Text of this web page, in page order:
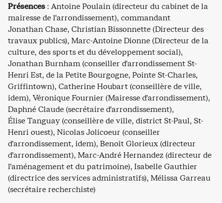
Présences : Antoine Poulain (directeur du cabinet de la
mairesse de l’arrondissement), commandant
Jonathan Chase, Christian Bissonnette (Directeur des
travaux publics), Marc-Antoine Dionne (Directeur de la
culture, des sports et du développement social),
Jonathan Burnham (conseiller d’arrondissement St-
Henri Est, de la Petite Bourgogne, Pointe St-Charles,
Griffintown), Catherine Houbart (conseillère de ville,
idem), Véronique Fournier (Mairesse d’arrondissement),
Daphné Claude (secrétaire d’arrondissement),
Élise Tanguay (conseillère de ville, district St-Paul, St-
Henri ouest), Nicolas Jolicoeur (conseiller
d’arrondissement, idem), Benoit Glorieux (directeur
d’arrondissement), Marc-André Hernandez (directeur de
l’aménagement et du patrimoine), Isabelle Gauthier
(directrice des services administratifs), Mélissa Garreau
(secrétaire recherchiste)